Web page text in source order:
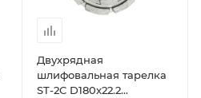
Двухрядная
шлифовальная тарелка
ST-2C D180х22.2